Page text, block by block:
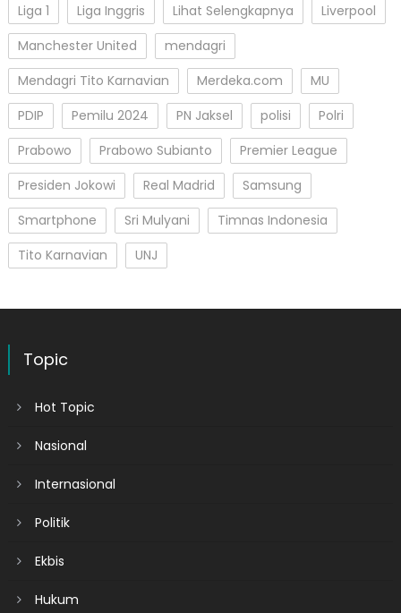
Liga 1
Liga Inggris Lihat Selengkapnya
Liverpool
Manchester United
mendagri
Mendagri Tito Karnavian
Merdeka.com
MU
PDIP
Pemilu 2024 PN Jaksel polisi
Polri
Prabowo
Prabowo Subianto
Premier League
Presiden Jokowi
Real Madrid
Samsung
Smartphone
Sri Mulyani
Timnas Indonesia
Tito Karnavian
UNJ
Topic
Hot Topic
Nasional
Internasional
Politik
Ekbis
Hukum